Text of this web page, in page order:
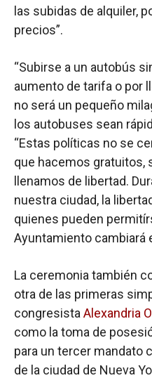
las subidas de alquiler,
precios”.
“Subirse a un autobús
aumento de tarifa o por
no será un pequeño
los autobuses sean
“Estas políticas no se
que hacemos gratuitos,
llenamos de libertad.
nuestra ciudad, la
quienes pueden
Ayuntamiento cambiará
La ceremonia también
otra de las primeras
congresista Alexandria
como la toma de
para un tercer mandato
de la ciudad de Nueva